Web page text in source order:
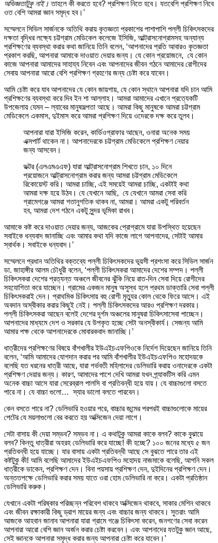
অভিজ্ঞতাটুকু নাই। তাহলে কী করতে হবে? প্রশিক্ষণ নিতে হবে। যতবেশি প্রশিক্ষণ নিবে
ওত বেশি আমরা জ্ঞান সমৃদ্ধ হব।’
সম্মেলনে সিভিল সার্জনকে অতিথি করায় কৃতজ্ঞতা প্রকাশের পাশাপাশি পল্লী চিকিৎসকদের
দক্ষতা বৃদ্ধির লক্ষ্যে চট্টগ্রাম মেডিকেল কলেজে ইসিজি, আল্ট্রাসনোগ্রামসহ অন্যান্য
প্রশিক্ষণের ব্যবস্থা করার কথা জানিয়ে তিনি বলেন, ‘আপনাদের প্রতি আবারও কৃতজ্ঞতা
প্রকাশ করছি, আপনারা আমাকে দাওয়াত দেয়ার জন্য। যে কোন প্রয়োজনে, যে কোন
কাজে আপনারা আমাদের সাহায্য নিবেন এবং আপনাদের জীবন গঠনে আমাদের রোগীদের
সেবায় আপনারা আরো বেশি প্রশিক্ষণ গ্রহণের জন্য চেষ্টা করে যাবেন।
আমি চেষ্টা করে যাব আপনাদের যে কোন জায়গায়, যে কোন স্থানে আপনারা যদি চান আমি
প্রশিক্ষণের ব্যবস্থা করে দিব ইন শা আল্লাহ। আমরা আমাদের এখানে প্রত্যেকটি
উপজেলায় যেমন – ল্যাবের মানুষসল্পতা আছে। আমরা কিছু মানুষকে আমরা চট্টগ্রাম
মেডিকেলে একমাস, দুইমাস করে আমরা প্রশিক্ষণ দিয়ে ওদেরকে দক্ষ করে তুলব।
আপনারা যারা ইসিজি করেন, কার্ডিওগ্রাফার আছেন, ওনারা অনেক সময়
এক্সপার্ট থাকেন না। আপনাদেরকে চট্টগ্রাম মেডিকেলে প্রশিক্ষণ নেয়ার
জন্য আসবেন।
ডক্টর (এলএমএএফ) যারা আল্ট্রাসনোগ্রাম শিখতে চান, ১০ দিনে
প্রয়োজনে আল্ট্রাসনোগ্রাম করার জন্য আমরা চট্টগ্রাম মেডিকেলে
রিকোয়েস্ট করি। আমরা চাচ্ছি, এই সময়েই আমরা চাচ্ছি, একটাই কথা
আমরা দক্ষ হয়ে উঠব। যে যেখানে আছি, যে যেখানে আমরা সেবা করি
গ্রামেগঞ্জে আমরা গতানুগতিক থাকব না, আমরা। আমরা একটু পরিবর্তন
হব, আমরা দেশ গঠনে একটু সুন্দর ভূমিকা রাখব।
আমাকে কষ্ট করে দাওয়াত দেয়ার জন্য, আজকের প্রোগ্রামে যারা উপস্থিত হয়েছেন
সবাইকে ধন্যবাদ জানাচ্ছি এবং আমার কথা যদি কাজে লাগে আপনাদের, সেটাই আমার
স্বার্থক। সবাইকে ধন্যবাদ।’
সম্মেলনে প্রধান অতিথির বক্তব্যে পল্লী চিকিৎসকদের ভূয়সী প্রশংসা করে সিভিল সার্জন
ডা. জাহাঙ্গীর আলম চৌধুরী বলেন, ‘পল্লী চিকিৎসকরা আমাদের দেশের সম্পদ। পল্লী
চিকিৎসকরা দেশের প্রত্যন্ত অঞ্চলে জীবনের ঝুঁকি নিয়ে রাত-দিন সেবা দিয়ে রোগীদের
সহযোগিতা করে যাচ্ছেন। গ্রামের একজন মানুষ অসুস্থ হলে প্রথম ডাক্তারি সেবা পল্লী
চিকিৎসকরাই দেন। প্রাথমিক চিকিৎসায় বহু রোগী মৃত্যুর কোল থেকে ফিরে আসে। এই
অবদান অস্বীকার করার কিছুই নেই। পল্লী চিকিৎসকদের আরও প্রশিক্ষণ দরকার।
পল্লী চিকিৎসকরা আছেন বলেই দেশের দূর্গম অঞ্চলের মানুষরা চিকিৎসাসেবা পাচ্ছেন।
আপনাদের মাধ্যমে দেশ ও সরকার যে উপকৃত হচ্ছে সেটা অনস্বীকার্য। সেজন্য আমি
আমার পক্ষ থেকে আপনাদেরকে মোবারকবাদ জানাচ্ছি।’
ধাত্রীদের প্রশিক্ষণের বিষয়ে বাঁশখালীর ইউএইচএফপিওকে নির্দেশ দিয়েছেন জানিয়ে তিনি
বলেন, ‘আমি আমাদের যোগদান করার পর আমি বাঁশখালীর ইউএইচএফপিও মহোদয়কে
বলেছি যত ধরনের ধাত্রী আছে, যারা গর্ভবতী মহিলাদের ডেলিভারি করায় ওনাদেরকে একটা
প্রশিক্ষণ দেয়ার জন্য। কারণ, আমাদের পাশে দেখি আমরা যখন প্র্যাকটিস করি এমন
অনেক বাচ্চা আসে যারা সেরেব্রাল পালসি বা প্রতিবন্ধী হয়ে যায়। যে বাচ্চাগুলো বসতে
পারে না। যে বাচ্চা গুলো… স্যার ভালো বলতে পারবেন।
কেন বসতে পারে না? ডেলিভারি হওয়ার পরে, বাচ্চার জন্মের পরপরই বাচ্চাগুলোকে মায়ের
পেটের যে ময়লাগুলো বের করতে হয় অক্সিজেন দেয়া লাগে।
সেটা বাসায় কী দেয়া সম্ভব? সম্ভব না। এ কথাটুকু আমরা কাকে বলব? কাকে বুঝায়ে
বলব? কিন্তু ধাত্রীরা অহরহ ডেলিভারি করে যাচ্ছে! কী হচ্ছে? ১০০ জনের মধ্যে ৫ জন
প্রতিবন্ধী হয়ে যাচ্ছে। যার বাসায় একটা প্রতিবন্ধী আছে সে বুঝতে পারে তার এই
কষ্টটুকু কী! আমি বলেছি আমাদের ইউএইচএফপিও মহোদয় নাজমাকে বলেছি, আপনি সকল
ধাত্রীকে ডাকেন, প্রশিক্ষণ দেন। বিনা পয়সায় প্রশিক্ষণ দেন, দুইদিনের প্রশিক্ষণ দেন।
অন্ততপক্ষে ডেলিভারি করার সময় যাতে ওরা হোম ডেলিভারি না করে। একটা প্রতিষ্ঠান
ডেলিভারি করুক।
যেখানে একটা পরিষ্কার পরিচ্ছন্ন পরিবেশ থাকবে অক্সিজেন থাকবে, সাকার মেশিন থাকবে
এবং জীবন রক্ষাকারী কিছু ড্রাগ মায়ের জন্য এবং বাচ্চার জন্য থাকবে। সুতরাং আমি
আজকে আহবান জানাব আপনারা যারা গ্রামে গঞ্জে চিকিৎসা করেন, জনগণের সেবা করেন
আপনারা আরো বেশি জ্ঞান অর্জন করার চেষ্টা করবেন। এবং আপনাদের যতটুকু জ্ঞান আছে,
সেই জ্ঞানকে আপনারা সমৃদ্ধ করার জন্য আপনারা চেষ্টা করে যাবেন।’